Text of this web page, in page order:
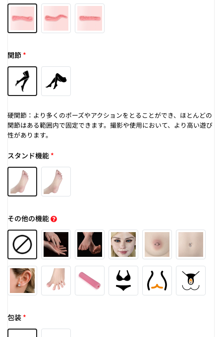
関節 *
硬関節：より多くのポーズやアクションをとることができ、ほとんどの
関節はある範囲内で固定できます。撮影や使用において、より高い遊び
性があります。
スタンド機能 *
その他の機能
包装 *